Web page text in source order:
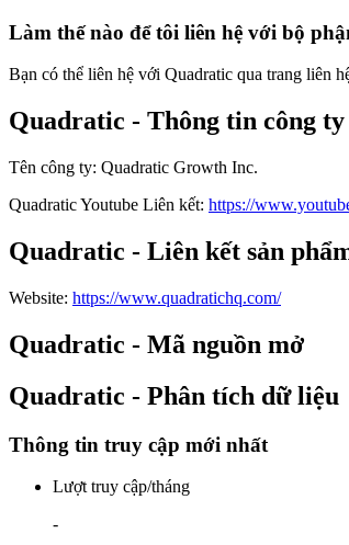
Làm thế nào để tôi liên hệ với bộ
Bạn có thể liên hệ với Quadratic qua trang liên
Quadratic - Thông tin công ty
Tên công ty: Quadratic Growth Inc.
QuadraticYoutube Liên kết: https://
Quadratic - Liên kết sản
Website: https://www.quadratichq.com/
Quadratic - Mã nguồn mở
Quadratic - Phân tích dữ liệu
Thông tin truy cập mới nhất
Lượt truy cập/tháng
-